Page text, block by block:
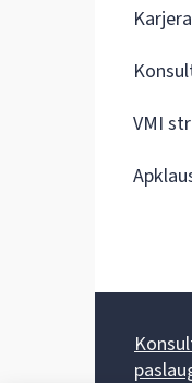
Karjera
VMI